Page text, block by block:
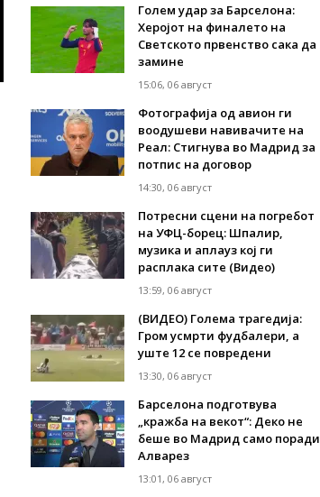
Голем удар за Барселона:
Херојот на финалето на
Светското првенство сака да
замине
15:06, 06 август
Фотографија од авион ги
воодушеви навивачите на
Реал: Стигнува во Мадрид за
потпис на договор
14:30, 06 август
Потресни сцени на погребот
на УФЦ-борец: Шпалир,
музика и аплауз кој ги
расплака сите (Видео)
13:59, 06 август
(ВИДЕО) Голема трагедија:
Гром усмрти фудбалери, а
уште 12 се повредени
13:30, 06 август
Барселона подготвува
„кражба на векот“: Деко не
беше во Мадрид само поради
Алварез
13:01, 06 август